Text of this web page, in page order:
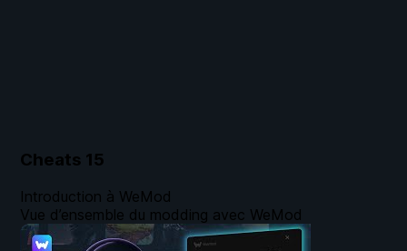
Cheats 15
Introduction à WeMod
Vue d’ensemble du modding avec WeMod